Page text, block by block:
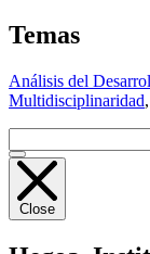
Temas
Análisis del
Multidisciplinaridad,
Close